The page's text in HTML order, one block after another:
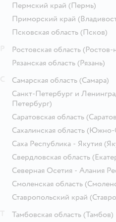
Пермский край (Пермь)
Приморский край
Псковская область (Псков)
Ростовская область
Рязанская область (Рязань)
Самарская область (Самара)
Санкт-Петербург и
Петербург)
Саратовская область
Сахалинская область (Южно-
Саха Республика - Якутия
Свердловская область
Северная Осетия - Алания
Смоленская область
Ставропольский край
Тамбовская область (Тамбов)